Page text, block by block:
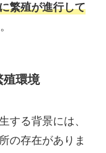
繁殖が進行して
殖環境
する背景には、
の存在がありま